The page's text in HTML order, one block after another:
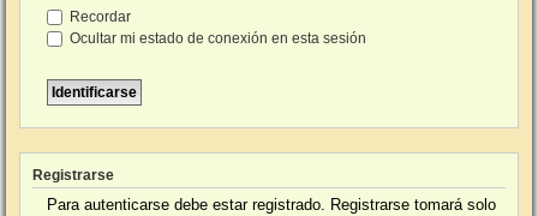
Recordar
Ocultar mi estado de conexión en esta sesión
Registrarse
Para autenticarse debe estar registrado. Registrarse tomará solo